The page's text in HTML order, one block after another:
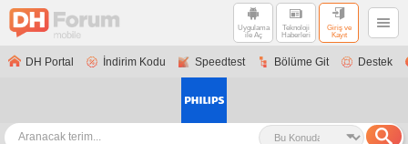
Uygulama
ile Aç
Teknoloji
Haberleri
Giriş ve
Kayıt
DH Portal İndirim Kodu Speedtest Bölüme Git Destek